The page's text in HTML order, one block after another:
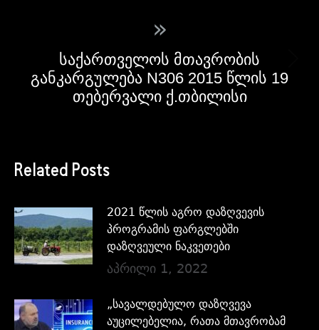
»
საქართველოს მთავრობის
განკარგულება N306 2015 წლის 19
თებერვალი ქ.თბილისი
Related Posts
2021 წლის აგრო დაზღვევის
პროგრამის ფარგლებში
დაზღვეული ნაკვეთები
აპრილი 1, 2022
„სავალდებულო დაზღვევა
აუცილებელია, რათა მთავრობამ